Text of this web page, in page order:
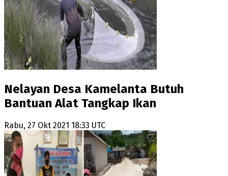
Nelayan Desa Kamelanta Butuh
Bantuan Alat Tangkap Ikan
Rabu, 27 Okt 2021 18:33 UTC